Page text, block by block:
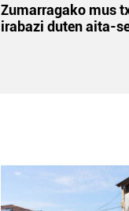
Zumarragako mus
irabazi duten aita-